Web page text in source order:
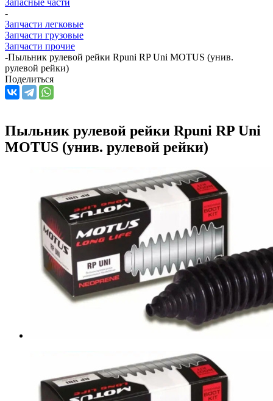
-
Запчасти легковые
Запчасти грузовые
Запчасти прочие
-Пыльник рулевой рейки Rpuni RP Uni MOTUS (унив.
рулевой рейки)
Поделиться
Пыльник рулевой рейки Rpuni RP Uni
MOTUS (унив. рулевой рейки)